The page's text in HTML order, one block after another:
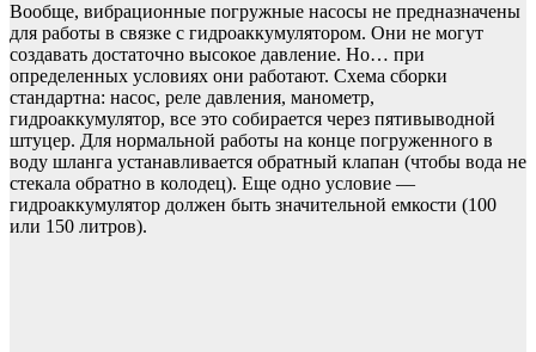
Вообще, вибрационные погружные насосы не предназначены
для работы в связке с гидроаккумулятором. Они не могут
создавать достаточно высокое давление. Но… при
определенных условиях они работают. Схема сборки
стандартна: насос, реле давления, манометр,
гидроаккумулятор, все это собирается через пятивыводной
штуцер. Для нормальной работы на конце погруженного в
воду шланга устанавливается обратный клапан (чтобы вода не
стекала обратно в колодец). Еще одно условие —
гидроаккумулятор должен быть значительной емкости (100
или 150 литров).